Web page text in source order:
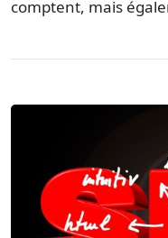
comptent, mais